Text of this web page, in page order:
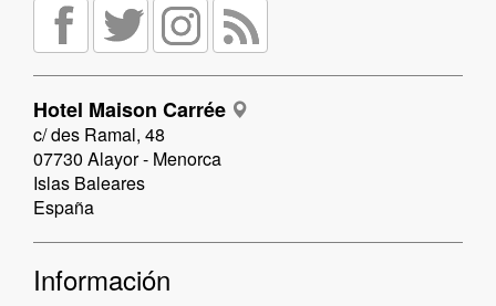
Hotel Maison Carrée
c/ des Ramal, 48
07730 Alayor - Menorca
Islas Baleares
España
Información